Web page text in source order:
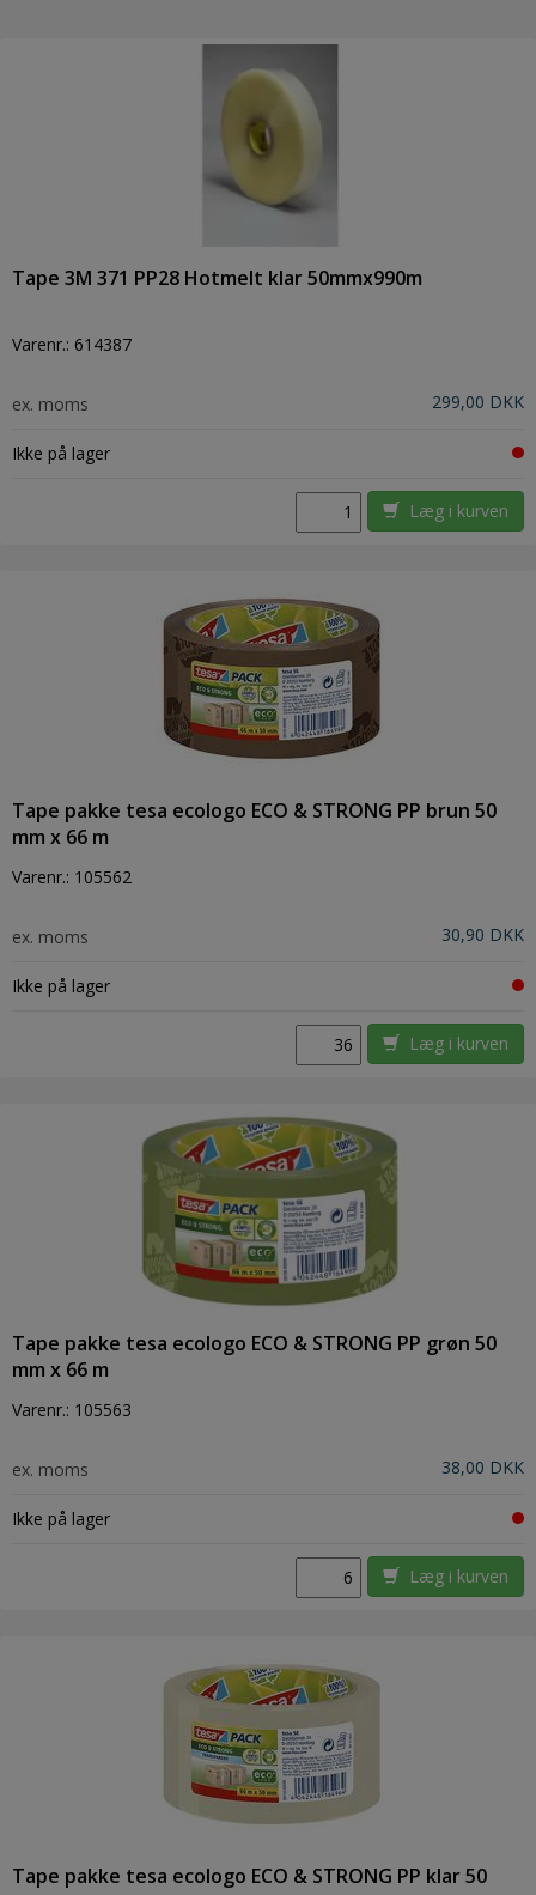
Tape 3M 371 PP28 Hotmelt klar 50mmx990m
Varenr.: 614387
ex. moms 299,00 DKK
Ikke på lager
Læg i kurven
Tape pakke tesa ecologo ECO & STRONG PP brun 50
mm x 66 m
Varenr.: 105562
ex. moms 30,90 DKK
Ikke på lager
Læg i kurven
Tape pakke tesa ecologo ECO & STRONG PP grøn 50
mm x 66 m
Varenr.: 105563
ex. moms 38,00 DKK
Ikke på lager
Læg i kurven
Tape pakke tesa ecologo ECO & STRONG PP klar 50